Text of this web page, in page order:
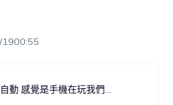
動 感覺是手機在玩我們…